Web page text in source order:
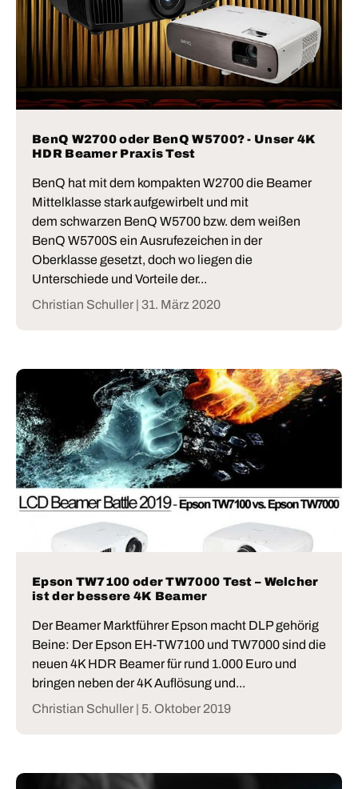
BenQ W2700 oder BenQ W5700? - Unser 4K
HDR Beamer Praxis Test
BenQ hat mit dem kompakten W2700 die Beamer
Mittelklasse stark aufgewirbelt und mit
dem schwarzen BenQ W5700 bzw. dem weißen
BenQ W5700S ein Ausrufezeichen in der
Oberklasse gesetzt, doch wo liegen die
Unterschiede und Vorteile der...
Christian Schuller | 31. März 2020
Epson TW7100 oder TW7000 Test – Welcher
ist der bessere 4K Beamer
Der Beamer Marktführer Epson macht DLP gehörig
Beine: Der Epson EH-TW7100 und TW7000 sind die
neuen 4K HDR Beamer für rund 1.000 Euro und
bringen neben der 4K Auflösung und...
Christian Schuller | 5. Oktober 2019